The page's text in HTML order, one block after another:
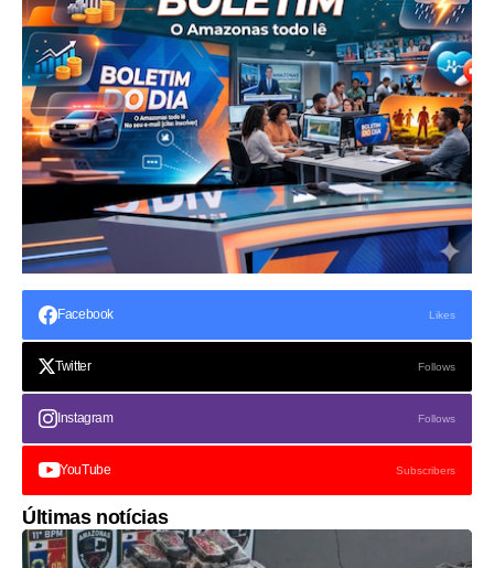
Facebook Likes
Twitter Follows
Instagram Follows
YouTube Subscribers
Últimas notícias